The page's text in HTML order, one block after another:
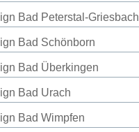
Bad Peterstal-Griesbach
Bad Schönborn
Bad Überkingen
Bad Urach
Bad Wimpfen